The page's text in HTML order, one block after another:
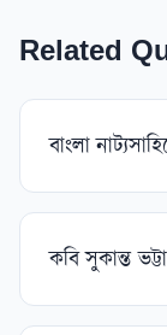
Related
বাংলা
কবি সুকান্ত